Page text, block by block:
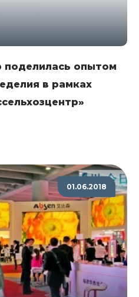
поделилась опытом
в рамках
01.06.2018